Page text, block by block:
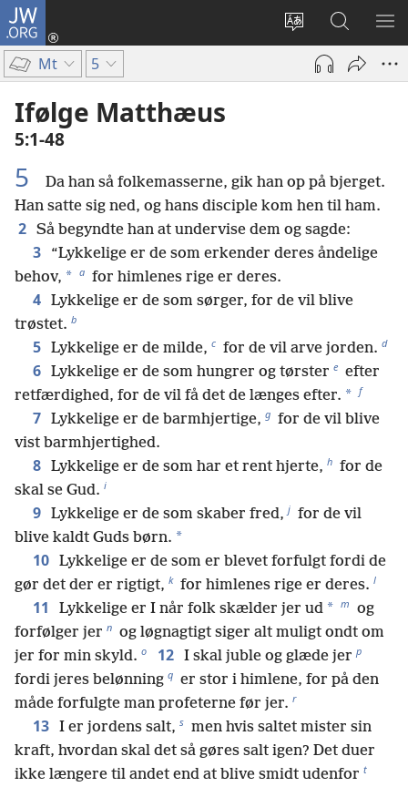
JW.ORG
Vælg
sprog
Log
på
(åbner
Søg
på
JW.ORG
VIS
Mt 5
Ifølge Matthæus
5:1-48
5
Da han så folkemasserne, gik han op på bjerget.
Han satte sig ned, og hans disciple kom hen til ham.
2 Så begyndte han at undervise dem og sagde:
3
“Lykkelige er de som erkender deres åndelige
behov, * a for himlenes rige er deres.
4 Lykkelige er de som sørger, for de vil blive
trøstet. b
5 Lykkelige er de milde, c for de vil arve jorden. d
6 Lykkelige er de som hungrer og tørster e efter
retfærdighed, for de vil få det de længes efter. * f
7 Lykkelige er de barmhjertige, g for de vil blive
vist barmhjertighed.
8 Lykkelige er de som har et rent hjerte, h for de
skal se Gud. i
9 Lykkelige er de som skaber fred, j for de vil
blive kaldt Guds børn. *
10 Lykkelige er de som er blevet forfulgt fordi de
gør det der er rigtigt, k for himlenes rige er deres. l
11 Lykkelige er I når folk skælder jer ud * m og
forfølger jer n og løgnagtigt siger alt muligt ondt om
jer for min skyld. o 12 I skal juble og glæde jer p
fordi jeres belønning q er stor i himlene, for på den
måde forfulgte man profeterne før jer. r
13 I er jordens salt, s men hvis saltet mister sin
kraft, hvordan skal det så gøres salt igen? Det duer
ikke længere til andet end at blive smidt udenfor t